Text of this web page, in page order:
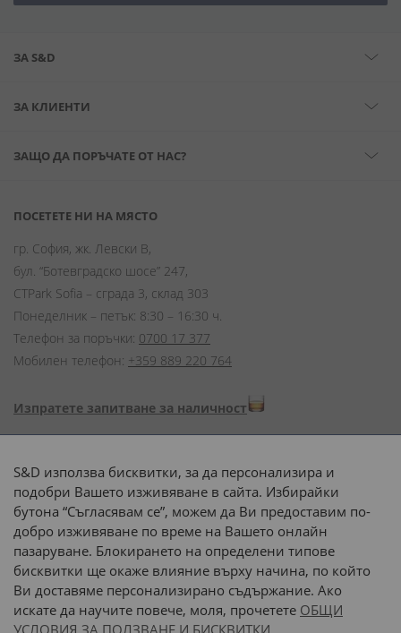
ЗА S&D
ЗА КЛИЕНТИ
ЗАЩО ДА ПОРЪЧАТЕ ОТ НАС?
ПОСЕТЕТЕ НИ НА МЯСТО
гр. София, жк. Левски В,
бул. “Ботевградско шосе” 247,
CTPark Sofia – сграда 3, склад 303
Понеделник – петък: 8:30 – 16:30 ч.
Телефон за поръчки: 0700 17 377
Мобилен телефон: +359 889 220 764
Изпратете запитване за наличност
Начини на плащане:
Доставка до адрес с:
или
наш транспорт
S&D използва бисквитки, за да персонализира и
подобри Вашето изживяване в сайта. Избирайки
бутона “Съгласявам се”, можем да Ви предоставим по-
добро изживяване по време на Вашето онлайн
пазаруване. Блокирането на определени типове
бисквитки ще окаже влияние върху начина, по който
Ви доставяме персонализирано съдържание. Ако
искате да научите повече, моля, прочетете ОБЩИ
УСЛОВИЯ ЗА ПОЛЗВАНЕ И БИСКВИТКИ.